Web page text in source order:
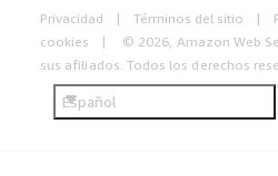
Privacidad Términos del sitio
cookies
© 2026, Amazon Web
sus afiliados. Todos los derechos
Español